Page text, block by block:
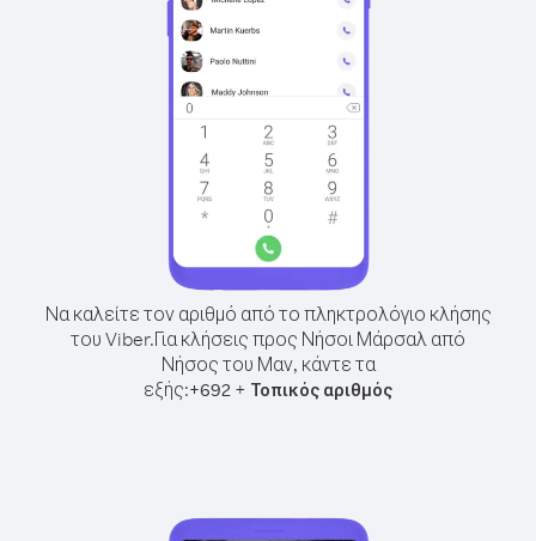
Να καλείτε τον αριθμό από το πληκτρολόγιο κλήσης
του Viber.Για κλήσεις προς Νήσοι Μάρσαλ από
Νήσος του Μαν, κάντε τα
εξής:+692 + Τοπικός αριθμός